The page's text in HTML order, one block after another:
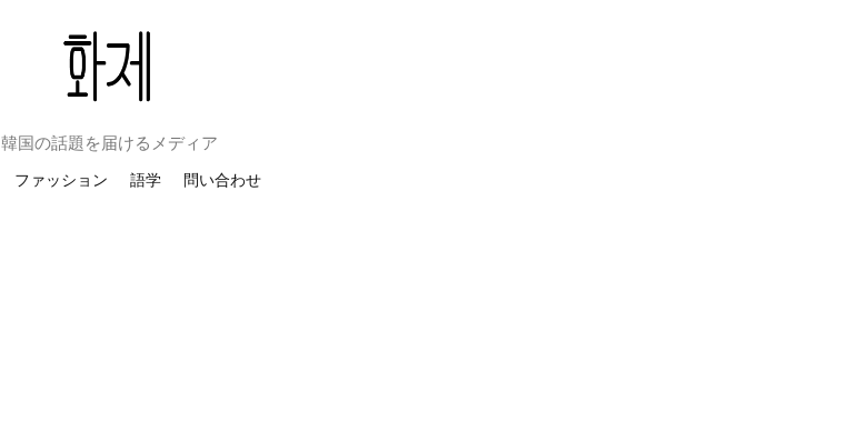
韓国の話題を届けるメディア
ファッション 語学 問い合わせ